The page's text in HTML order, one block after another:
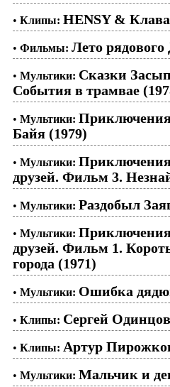
• Клипы: HENSY &
• Фильмы: Лето рядового
• Мультики: Сказки
События в трамвае
• Мультики:
Байя (1979)
• Мультики:
друзей. Фильм 3.
• Мультики: Раздобыл
• Мультики:
друзей. Фильм 1.
города (1971)
• Мультики: Ошибка
• Клипы: Сергей
• Клипы: Артур
• Мультики: Мальчик и